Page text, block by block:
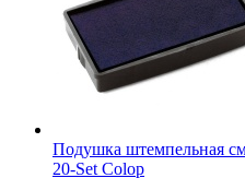
Подушка штемпельная
20-Set Colop